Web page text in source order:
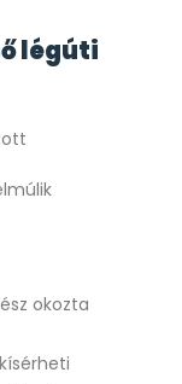
légúti
okozta